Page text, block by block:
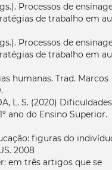
Processos de
de trabalho em
Processos de
de trabalho em
humanas. Trad. Marcos
L. S. (2020)
ano do Ensino Superior.
figuras do
2008
em três artigos que se